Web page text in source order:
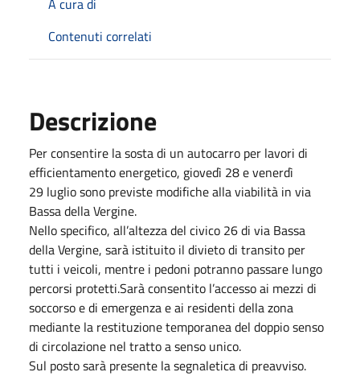
Contenuti correlati
Descrizione
Per consentire la sosta di un autocarro per lavori di
efficientamento energetico, giovedì 28 e venerdì
29 luglio sono previste modifiche alla viabilità in via
Bassa della Vergine.
Nello specifico, all’altezza del civico 26 di via Bassa
della Vergine, sarà istituito il divieto di transito per
tutti i veicoli, mentre i pedoni potranno passare lungo
percorsi protetti.Sarà consentito l’accesso ai mezzi di
soccorso e di emergenza e ai residenti della zona
mediante la restituzione temporanea del doppio senso
di circolazione nel tratto a senso unico.
Sul posto sarà presente la segnaletica di preavviso.